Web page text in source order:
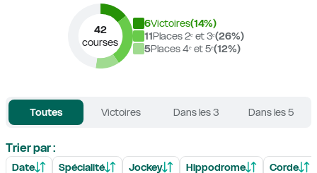
42
courses
6Victoires(14%)
11Places 2ᵉ et 3ᵉ(26%)
5Places 4ᵉ et 5ᵉ(12%)
Toutes Victoires Dans les 3 Dans les 5
Trier par :
Date Spécialité Jockey Hippodrome Corde